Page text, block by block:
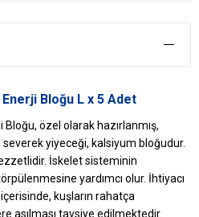
Bloğu L x 5 Adet
özel olarak hazırlanmış,
yiyeceği, kalsiyum bloğudur.
İskelet sisteminin
yardımcı olur. İhtiyacı
kuşların rahatça
asılması tavsiye edilmektedir.